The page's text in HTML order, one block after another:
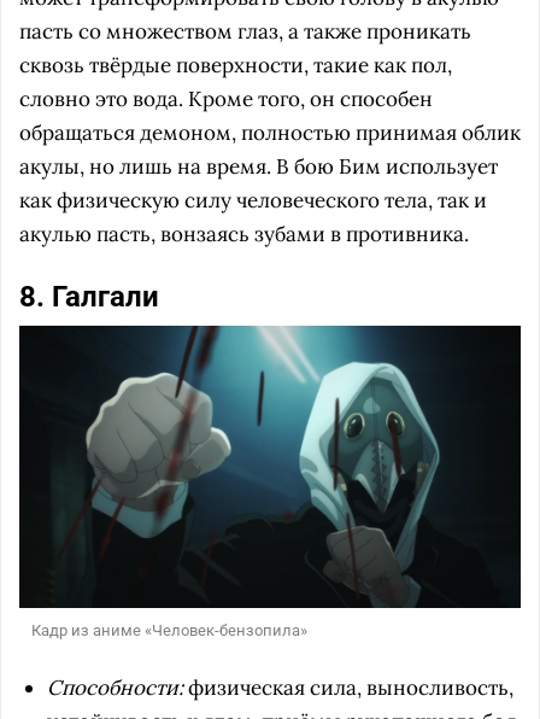
пасть со множеством глаз, а также проникать
сквозь твёрдые поверхности, такие как пол,
словно это вода. Кроме того, он способен
обращаться демоном, полностью принимая облик
акулы, но лишь на время. В бою Бим использует
как физическую силу человеческого тела, так и
акулью пасть, вонзаясь зубами в противника.
8. Галгали
Кадр из аниме «Человек-бензопила»
Способности:физическая сила, выносливость,